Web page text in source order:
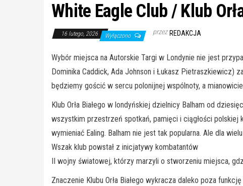
White Eagle Club / Klub
16 lutego, 2026 Wyłączono przez REDAKCJA
Wybór miejsca na Autorskie Targi w Londynie nie jest
Dominika Caddick, Ada Johnson i Łukasz Pietraszkiewicz)
będziemy gościć w sercu polonijnej wspólnoty, a mianowicie
Klub Orła Białego w londyńskiej dzielnicy Balham od
wszystkim przestrzeń spotkań, pamięci i ciągłości polskiej
wymieniać Ealing. Balham nie jest tak popularna. Ale dla
Wszak klub powstał z inicjatywy kombatantów
II wojny światowej, którzy marzyli o stworzeniu miejsca,
Znaczenie Klubu Orła Białego wykracza daleko poza